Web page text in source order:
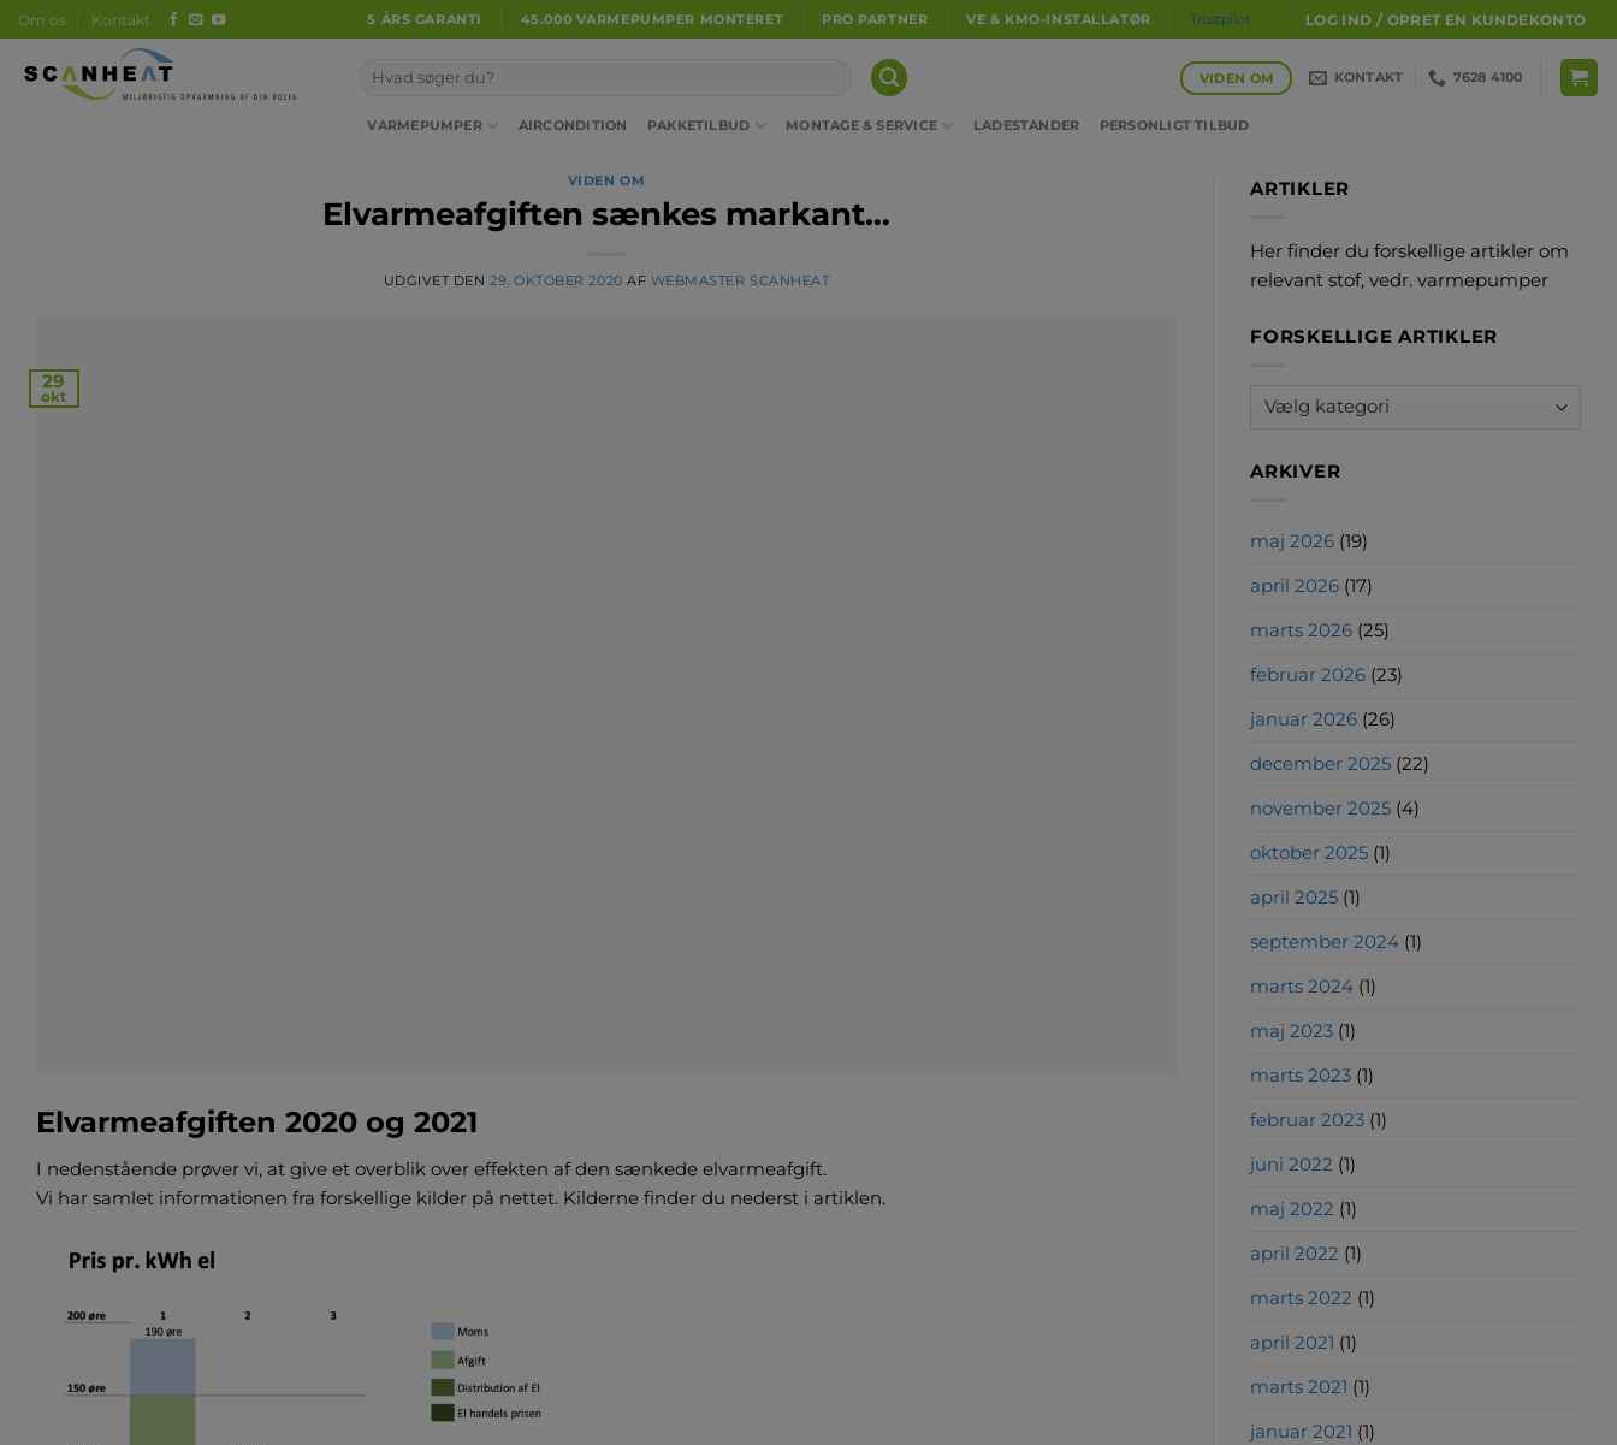
Fortsæt
til
indhold
Om os Kontakt 5 ÅRS GARANTI 45.000 VARMEPUMPER MONTERET PRO PARTNER VE & KMO-INSTALLATØR Trustpilot LOG IND / OPRET EN KUNDEKONTO
VIDEN OM KONTAKT 7628 4100
VARMEPUMPER AIRCONDITION PAKKETILBUD MONTAGE & SERVICE LADESTANDER PERSONLIGT TILBUD
VIDEN OM
Elvarmeafgiften sænkes markant…
UDGIVET DEN29. OKTOBER 2020 AF WEBMASTER SCANHEAT
29
okt
Elvarmeafgiften 2020 og 2021
I nedenstående prøver vi, at give et overblik over effekten af den sænkede elvarmeafgift.
Vi har samlet informationen fra forskellige kilder på nettet. Kilderne finder du nederst i artiklen.
ARTIKLER
Her finder du forskellige artikler om
relevant stof, vedr. varmepumper
FORSKELLIGE ARTIKLER
Forskellige
artikler
ARKIVER
maj 2026 (19)
april 2026 (17)
marts 2026 (25)
februar 2026 (23)
januar 2026 (26)
december 2025 (22)
november 2025 (4)
oktober 2025 (1)
april 2025 (1)
september 2024 (1)
marts 2024 (1)
maj 2023 (1)
marts 2023 (1)
februar 2023 (1)
juni 2022 (1)
maj 2022 (1)
april 2022 (1)
marts 2022 (1)
april 2021 (1)
marts 2021 (1)
januar 2021 (1)